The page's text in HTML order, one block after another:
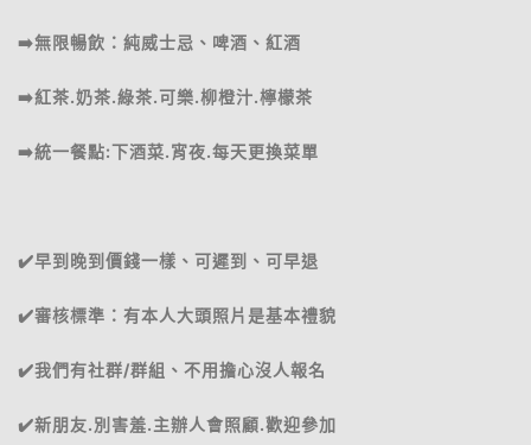
➡️無限暢飲：純威士忌、啤酒、紅酒
➡️紅茶.奶茶.綠茶.可樂.柳橙汁.檸檬茶
➡️統一餐點:下酒菜.宵夜.每天更換菜單
✔️早到晚到價錢一樣、可遲到、可早退
✔️審核標準：有本人大頭照片是基本禮貌
✔️我們有社群/群組、不用擔心沒人報名
✔️新朋友.別害羞.主辦人會照顧.歡迎參加